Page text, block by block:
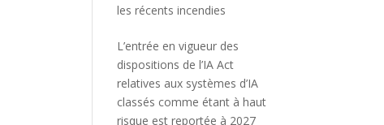
les récents incendies
L’entrée en vigueur des
dispositions de l’IA Act
relatives aux systèmes d’IA
classés comme étant à haut
risque est reportée à 2027